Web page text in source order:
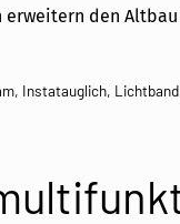
den
, Instatauglich, Lichtband